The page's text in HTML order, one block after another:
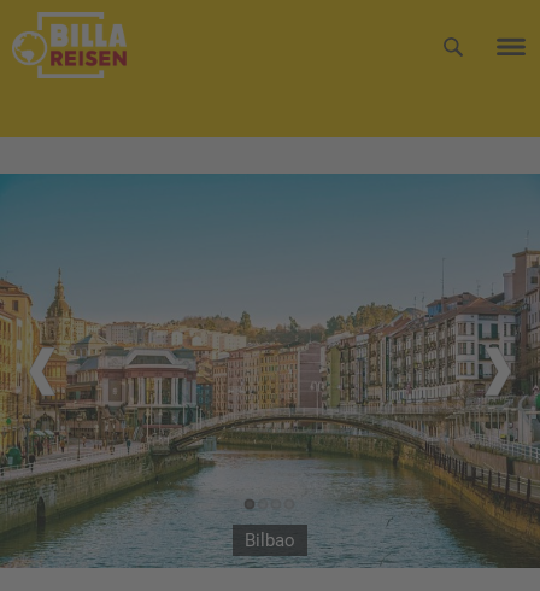
Bilbao